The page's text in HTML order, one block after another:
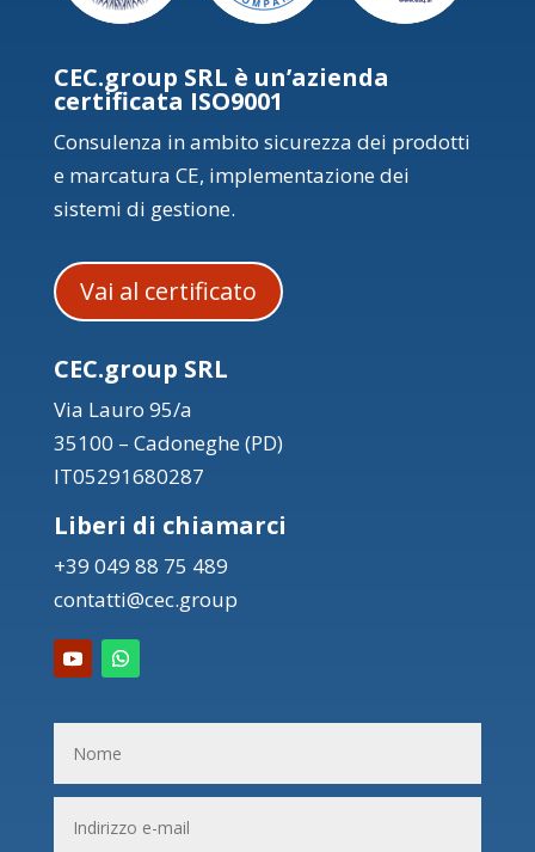
CEC.group SRL è un’azienda
certificata ISO9001
Consulenza in ambito sicurezza dei prodotti
e marcatura CE, implementazione dei
sistemi di gestione.
Vai al certificato
CEC.group SRL
Via Lauro 95/a
35100 – Cadoneghe (PD)
IT05291680287
Liberi di chiamarci
+39 049 88 75 489
contatti@cec.group